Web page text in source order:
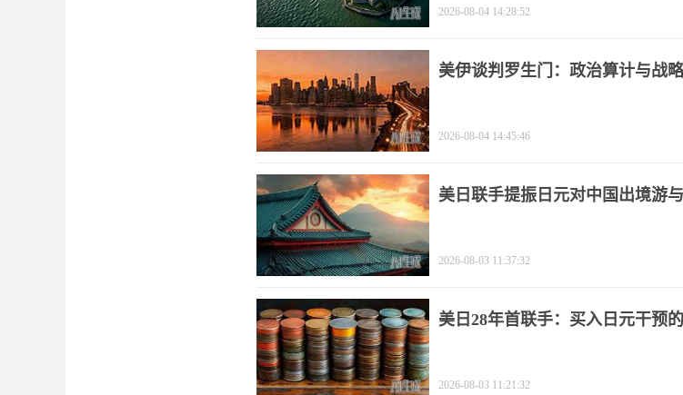
2026-08-04 14:28:52
美伊谈判罗生门：政治算计与战
2026-08-04 14:45:46
美日联手提振日元对中国出境游
2026-08-03 11:37:32
美日28年首联手：买入日元干预
2026-08-03 11:21:32